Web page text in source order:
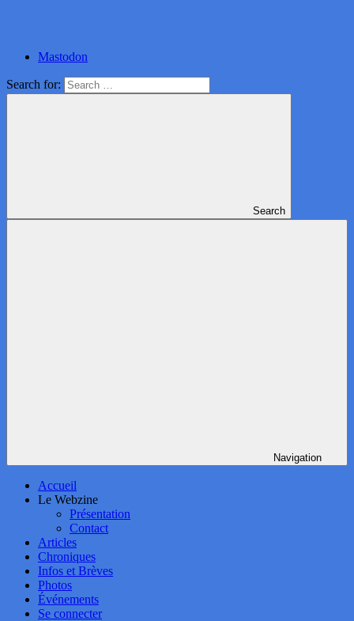
Mastodon
Search for:
Search
Navigation
Accueil
Le Webzine
Présentation
Contact
Articles
Chroniques
Infos et Brèves
Photos
Événements
Se connecter